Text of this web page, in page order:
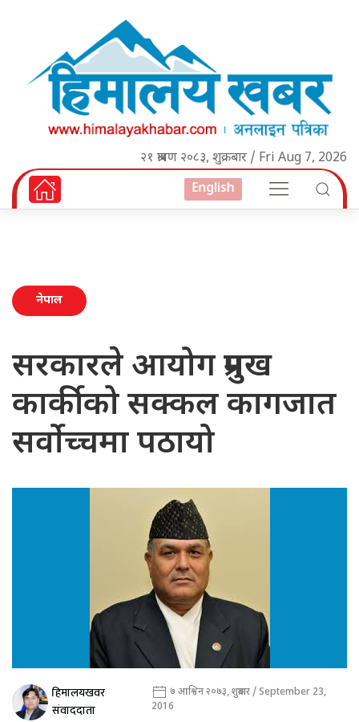
२१ श्रावण २०८३, शुक्रबार / Fri Aug 7, 2026
English
नेपाल
सरकारले आयोग प्रमुख
कार्कीको सक्कल कागजात
सर्वोच्चमा पठायो
हिमालयखवर
संवाददाता
७ आश्विन २०७३, शुक्रबार / September 23,
2016